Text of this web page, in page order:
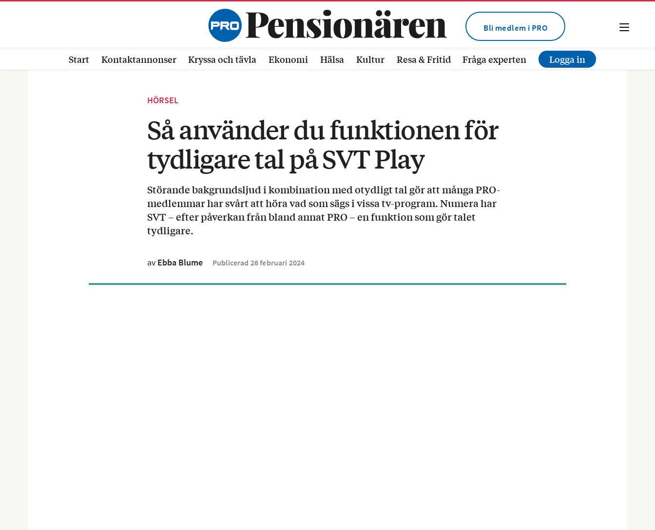
Bli medlem i PRO
Start Kontaktannonser Kryssa och tävla Ekonomi Hälsa Kultur Resa & Fritid Fråga experten Logga in
HÖRSEL
Så använder du funktionen för
tydligare tal på SVT Play
Störande bakgrundsljud i kombination med otydligt tal gör att många PRO-
medlemmar har svårt att höra vad som sägs i vissa tv-program. Numera har
SVT – efter påverkan från bland annat PRO – en funktion som gör talet
tydligare.
av Ebba Blume Publicerad 26februari 2024